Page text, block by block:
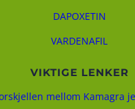
DAPOXETIN
VARDENAFIL
VIKTIGE LENKER
mellom Kamagra